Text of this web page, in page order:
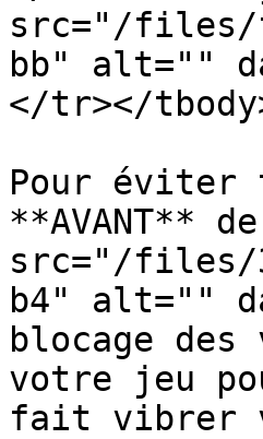
src="/files/
bb" alt=""
</tr></
Pour éviter
**AVANT**
src="/files/
b4" alt=""
blocage
votre jeu
fait vibrer